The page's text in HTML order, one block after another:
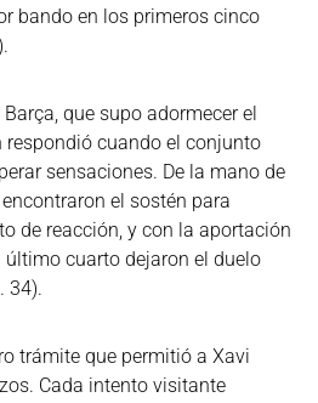
bando en los primeros cinco
que supo adormecer el
cuando el conjunto
sensaciones. De la mano de
el sostén para
de reacción, y con la aportación
último cuarto dejaron el duelo
34).
trámite que permitió a Xavi
Cada intento visitante